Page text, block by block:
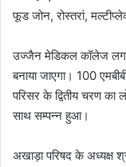
फूड जोन, रोस्तरां,
उज्जैन मेडिकल कॉलेज
बनाया जाएगा। 100
परिसर के द्वितीय चरण का
साथ सम्पन्न हुआ।
अखाड़ा परिषद के अध्यक्ष